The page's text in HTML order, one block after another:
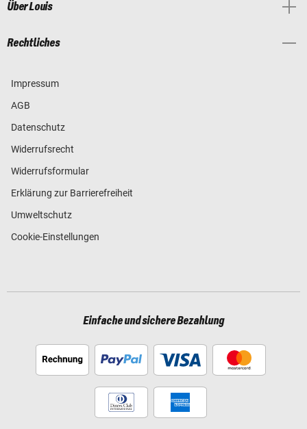
Über Louis
Rechtliches
Impressum
AGB
Datenschutz
Widerrufsrecht
Widerrufsformular
Erklärung zur Barrierefreiheit
Umweltschutz
Cookie-Einstellungen
Einfache und sichere Bezahlung